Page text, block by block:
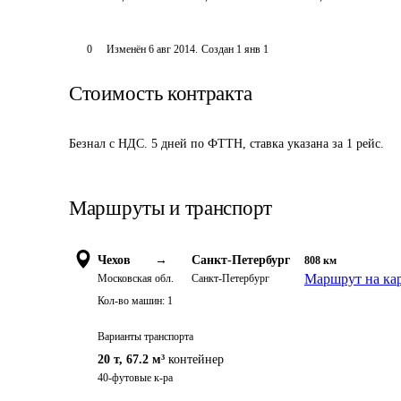
0 Изменён 6 авг 2014. Создан 1 янв 1
Стоимость контракта
Безнал с НДС. 5 дней по ФТТН, ставка указана за 1 рейс.
Маршруты и транспорт
Чехов →
Московская обл.
Санкт-Петербург
Санкт-Петербург
808 км
Маршрут на
Кол-во машин: 1
Варианты транспорта
20 т, 67.2 м³ контейнер
40-футовые к-ра